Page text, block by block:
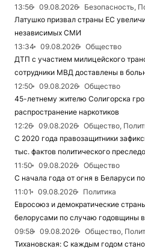
13:56
09.08.2026
Безопасность,
Латушко призвал страны ЕС
независимых СМИ
13:34
09.08.2026
Общество
ДТП с участием милицейского
сотрудники МВД доставлены в
12:50
09.08.2026
Общество
45-летнему жителю Солигорска
распространение наркотиков
12:26
09.08.2026
Общество,
С 2020 года правозащитники
тыс. фактов политического
11:50
09.08.2026
Общество
С начала года от огня в Беларуси
11:01
09.08.2026
Политика
Евросоюз и демократические
белорусами по случаю годовщины
09:58
09.08.2026
Общество,
Тихановская: С каждым годом